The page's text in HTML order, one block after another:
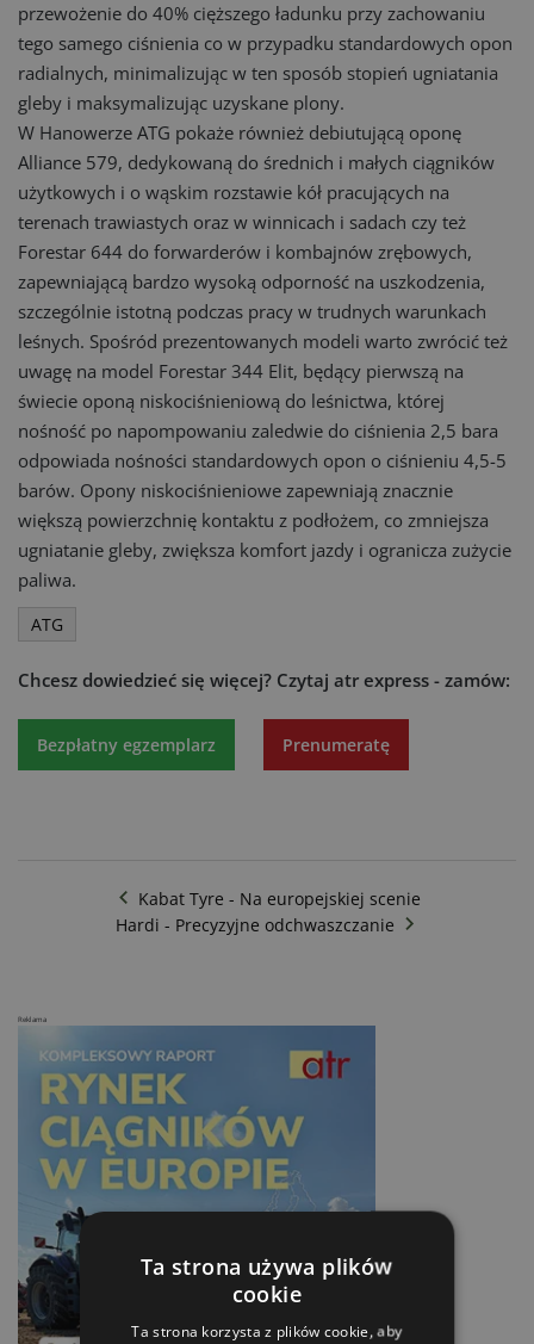
przewożenie do 40% cięższego ładunku przy zachowaniu
tego samego ciśnienia co w przypadku standardowych opon
radialnych, minimalizując w ten sposób stopień ugniatania
gleby i maksymalizując uzyskane plony.
W Hanowerze ATG pokaże również debiutującą oponę
Alliance 579, dedykowaną do średnich i małych ciągników
użytkowych i o wąskim rozstawie kół pracujących na
terenach trawiastych oraz w winnicach i sadach czy też
Forestar 644 do forwarderów i kombajnów zrębowych,
zapewniającą bardzo wysoką odporność na uszkodzenia,
szczególnie istotną podczas pracy w trudnych warunkach
leśnych. Spośród prezentowanych modeli warto zwrócić też
uwagę na model Forestar 344 Elit, będący pierwszą na
świecie oponą niskociśnieniową do leśnictwa, której
nośność po napompowaniu zaledwie do ciśnienia 2,5 bara
odpowiada nośności standardowych opon o ciśnieniu 4,5-5
barów. Opony niskociśnieniowe zapewniają znacznie
większą powierzchnię kontaktu z podłożem, co zmniejsza
ugniatanie gleby, zwiększa komfort jazdy i ogranicza zużycie
paliwa.
ATG
Chcesz dowiedzieć się więcej? Czytaj atr express - zamów:
Bezpłatny egzemplarz Prenumeratę
Kabat Tyre - Na europejskiej scenie
Hardi - Precyzyjne odchwaszczanie
Reklama
Ta strona używa plików
cookie
Ta strona korzysta z plików cookie, aby